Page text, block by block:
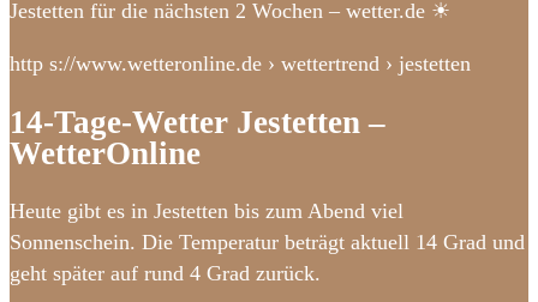
Jestetten für die nächsten 2 Wochen – wetter.de ☀
http s://www.wetteronline.de › wettertrend › jestetten
14-Tage-Wetter Jestetten –
WetterOnline
Heute gibt es in Jestetten bis zum Abend viel
Sonnenschein. Die Temperatur beträgt aktuell 14 Grad und
geht später auf rund 4 Grad zurück.